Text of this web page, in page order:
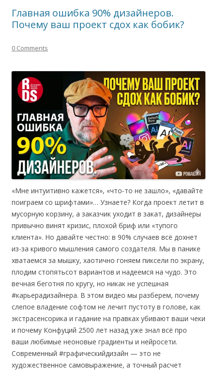
Главная ошибка 90% дизайнеров.
Почему ваш проект сдох как бобик?
0 Comments
«Мне интуитивно кажется», «что-то не зашло», «давайте
поиграем со шрифтами»… Узнаете? Когда проект летит в
мусорную корзину, а заказчик уходит в закат, дизайнеры
привычно винят кризис, плохой бриф или «тупого
клиента». Но давайте честно: в 90% случаев всё дохнет
из-за кривого мышления самого создателя. Мы в панике
хватаемся за мышку, хаотично гоняем пиксели по экрану,
плодим стопятьсот вариантов и надеемся на чудо. Это
вечная беготня по кругу, но никак не успешная
#карьерадизайнера. В этом видео мы разберем, почему
слепое владение софтом не лечит пустоту в голове, как
экстрасенсорика и гадание на правках убивают ваши чеки
и почему Конфуций 2500 лет назад уже знал всё про
ваши любимые неоновые градиенты и нейросети.
Современный #графическийдизайн — это не
художественное самовыражение, а точный расчет